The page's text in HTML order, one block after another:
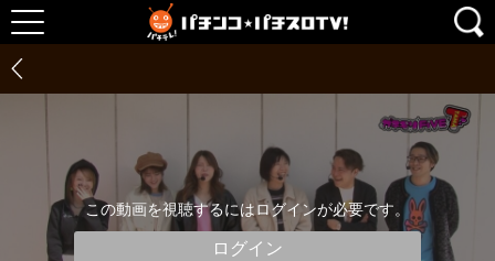
この動画を視聴するにはログインが必要です。
ログイン